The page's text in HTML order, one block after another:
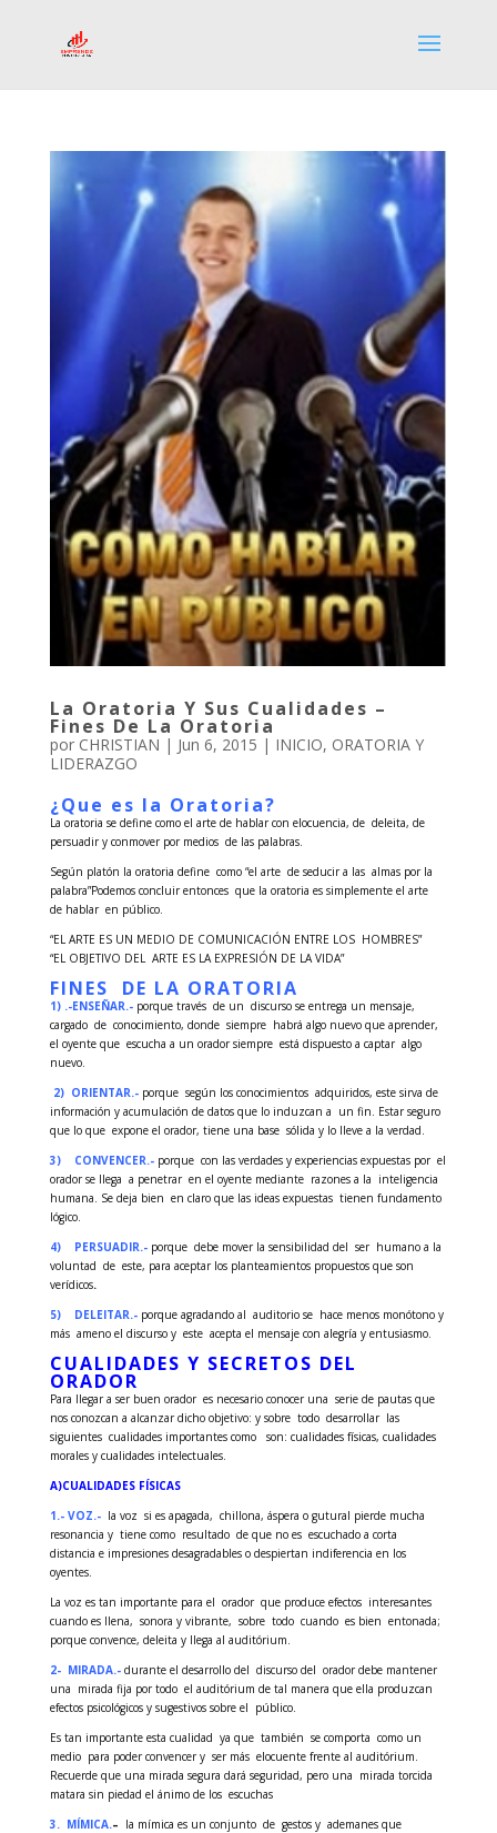
La Oratoria Y Sus Cualidades –
Fines De La Oratoria
por CHRISTIAN | Jun 6, 2015 | INICIO, ORATORIA Y
LIDERAZGO
¿Que es la Oratoria?
La oratoria se define como el arte de hablar con elocuencia, de deleita, de
persuadir y conmover por medios de las palabras.
Según platón la oratoria define como “el arte de seducir a las almas por la
palabra”Podemos concluir entonces que la oratoria es simplemente el arte
de hablar en público.
“EL ARTE ES UN MEDIO DE COMUNICACIÓN ENTRE LOS HOMBRES”
“EL OBJETIVO DEL ARTE ES LA EXPRESIÓN DE LA VIDA”
FINES DE LA ORATORIA
1) .-ENSEÑAR.- porque través de un discurso se entrega un mensaje,
cargado de conocimiento, donde siempre habrá algo nuevo que aprender,
el oyente que escucha a un orador siempre está dispuesto a captar algo
nuevo.
2) ORIENTAR.- porque según los conocimientos adquiridos, este sirva de
información y acumulación de datos que lo induzcan a un fin. Estar seguro
que lo que expone el orador, tiene una base sólida y lo lleve a la verdad.
3)
CONVENCER.- porque con las verdades y experiencias expuestas por el
orador se llega a penetrar en el oyente mediante razones a la inteligencia
humana. Se deja bien en claro que las ideas expuestas tienen fundamento
lógico.
4)
PERSUADIR.- porque debe mover la sensibilidad del ser humano a la
voluntad de este, para aceptar los planteamientos propuestos que son
verídicos.
5)
DELEITAR.- porque agradando al auditorio se hace menos monótono y
más ameno el discurso y este acepta el mensaje con alegría y entusiasmo.
CUALIDADES Y SECRETOS DEL
ORADOR
Para llegar a ser buen orador es necesario conocer una serie de pautas que
nos conozcan a alcanzar dicho objetivo: y sobre todo desarrollar las
siguientes cualidades importantes como son: cualidades físicas, cualidades
morales y cualidades intelectuales.
A)CUALIDADES FÍSICAS
1.- VOZ.- la voz si es apagada, chillona, áspera o gutural pierde mucha
resonancia y tiene como resultado de que no es escuchado a corta
distancia e impresiones desagradables o despiertan indiferencia en los
oyentes.
La voz es tan importante para el orador que produce efectos interesantes
cuando es llena, sonora y vibrante, sobre todo cuando es bien entonada;
porque convence, deleita y llega al auditórium.
2- MIRADA.- durante el desarrollo del discurso del orador debe mantener
una mirada fija por todo el auditórium de tal manera que ella produzcan
efectos psicológicos y sugestivos sobre el público.
Es tan importante esta cualidad ya que también se comporta como un
medio para poder convencer y ser más elocuente frente al auditórium.
Recuerde que una mirada segura dará seguridad, pero una mirada torcida
matara sin piedad el ánimo de los escuchas
3. MÍMICA.– la mímica es un conjunto de gestos y ademanes que